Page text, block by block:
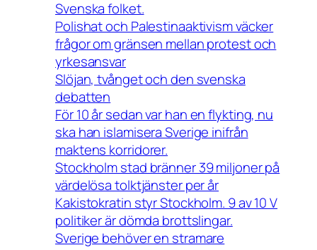
Svenska folket.
Polishat och Palestinaaktivism väcker
frågor om gränsen mellan protest och
yrkesansvar
Slöjan, tvånget och den svenska
debatten
För 10 år sedan var han en flykting, nu
ska han islamisera Sverige inifrån
maktens korridorer.
Stockholm stad bränner 39 miljoner på
värdelösa tolktjänster per år
Kakistokratin styr Stockholm. 9 av 10 V
politiker är dömda brottslingar.
Sverige behöver en stramare